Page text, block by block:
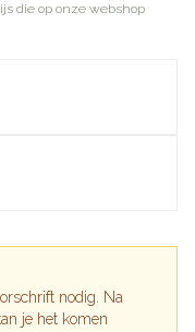
die op onze webshop
nodig. Na
je het komen